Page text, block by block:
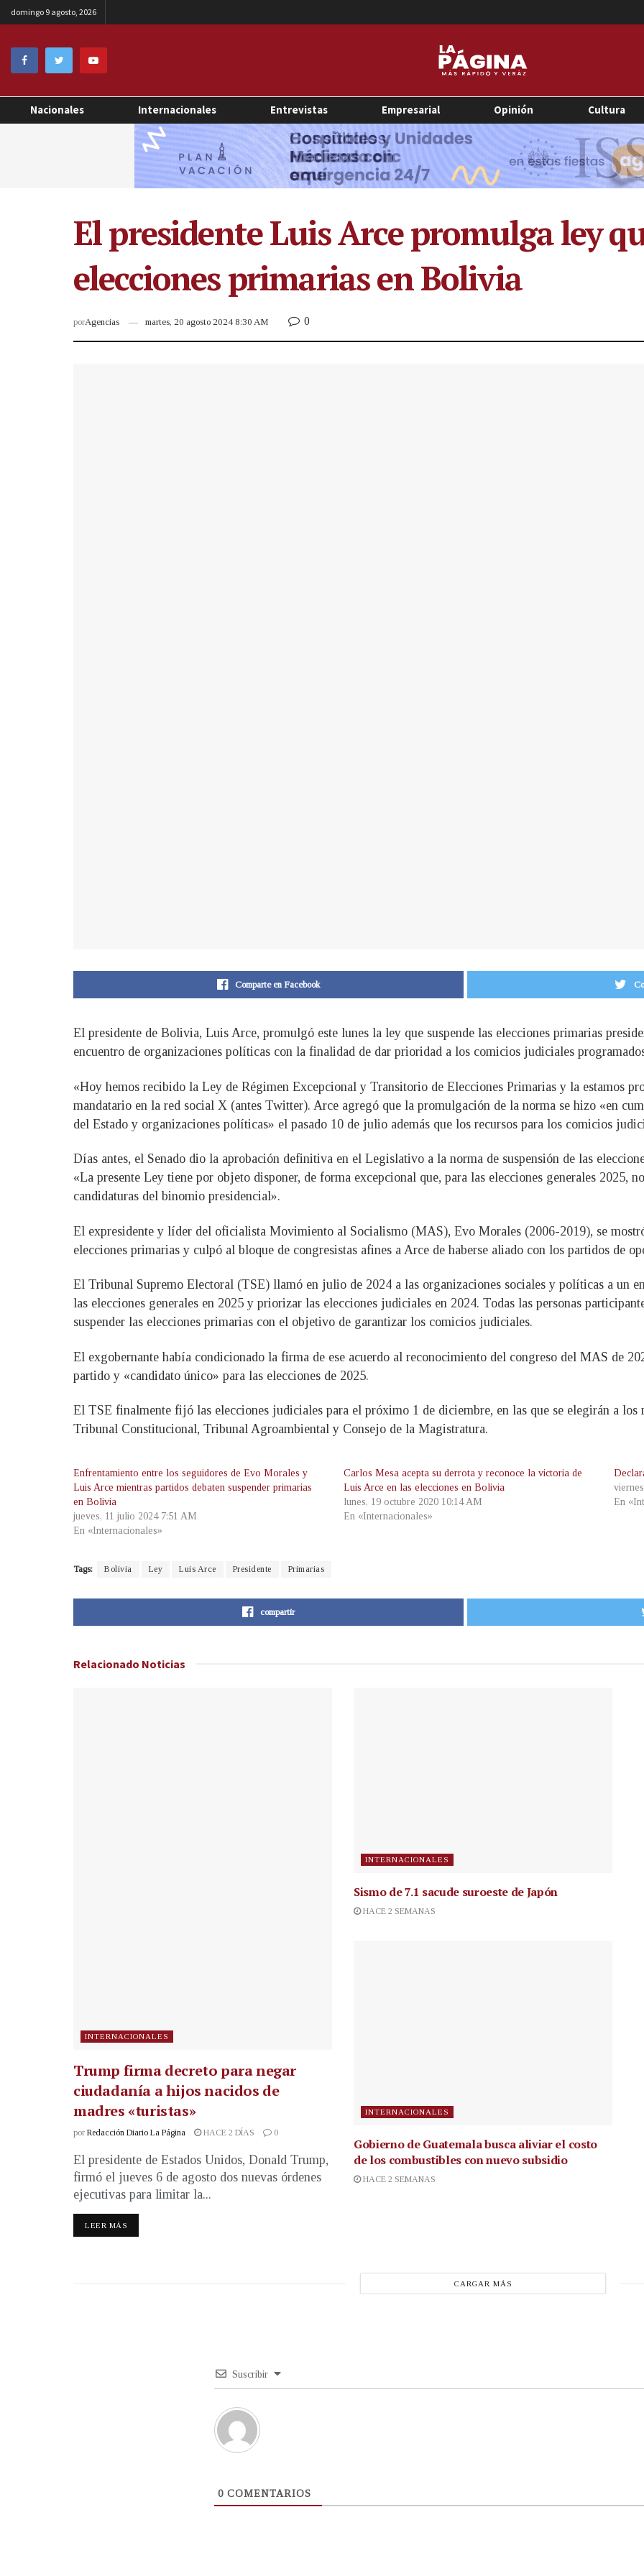
domingo 9 agosto, 2026
Nacionales Internacionales Entrevistas Empresarial Opinión Cultura
El presidente Luis Arce promulga ley
elecciones primarias en Bolivia
porAgencias martes, 20 agosto 2024 8:30 AM 0
Comparte en Facebook
El presidente de Bolivia, Luis Arce, promulgó este lunes la ley que suspende las elecciones primarias
encuentro de organizaciones políticas con la finalidad de dar prioridad a los comicios judiciales
«Hoy hemos recibido la Ley de Régimen Excepcional y Transitorio de Elecciones Primarias y la estamos
mandatario en la red social X (antes Twitter). Arce agregó que la promulgación de la norma se hizo «en
del Estado y organizaciones políticas» el pasado 10 de julio además que los recursos para los comicios
Días antes, el Senado dio la aprobación definitiva en el Legislativo a la norma de suspensión de las
«La presente Ley tiene por objeto disponer, de forma excepcional que, para las elecciones generales 2025,
candidaturas del binomio presidencial».
El expresidente y líder del oficialista Movimiento al Socialismo (MAS), Evo Morales (2006-2019), se
elecciones primarias y culpó al bloque de congresistas afines a Arce de haberse aliado con los partidos de
El Tribunal Supremo Electoral (TSE) llamó en julio de 2024 a las organizaciones sociales y políticas a un
las elecciones generales en 2025 y priorizar las elecciones judiciales en 2024. Todas las personas
suspender las elecciones primarias con el objetivo de garantizar los comicios judiciales.
El exgobernante había condicionado la firma de ese acuerdo al reconocimiento del congreso del MAS de
partido y «candidato único» para las elecciones de 2025.
El TSE finalmente fijó las elecciones judiciales para el próximo 1 de diciembre, en las que se elegirán a los
Tribunal Constitucional, Tribunal Agroambiental y Consejo de la Magistratura.
Enfrentamiento entre los seguidores de Evo Morales y
Luis Arce mientras partidos debaten suspender primarias
en Bolivia
jueves, 11 julio 2024 7:51 AM
En «Internacionales»
Carlos Mesa acepta su derrota y reconoce la victoria de
Luis Arce en las elecciones en Bolivia
lunes, 19 octubre 2020 10:14 AM
En «Internacionales»
En
Tags: Bolivia Ley Luis Arce Presidente Primarias
compartir
Relacionado Noticias
INTERNACIONALES
Trump firma decreto para negar
ciudadanía a hijos nacidos de
madres «turistas»
por Redacción Diario La Página HACE 2 DÍAS 0
El presidente de Estados Unidos, Donald Trump,
firmó el jueves 6 de agosto dos nuevas órdenes
ejecutivas para limitar la...
LEER MÁS
INTERNACIONALES
Sismo de 7.1 sacude suroeste de Japón
HACE 2 SEMANAS
INTERNACIONALES
Gobierno de Guatemala busca aliviar el costo
de los combustibles con nuevo subsidio
HACE 2 SEMANAS
CARGAR MÁS
Suscribir
0 COMENTARIOS